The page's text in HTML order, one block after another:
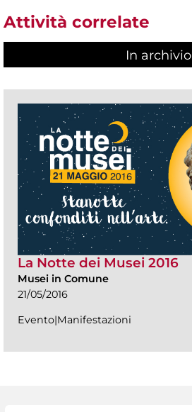
Attività correlate
In archivio
La Notte dei Musei 2016
Musei in Comune
21/05/2016
Evento|Manifestazioni